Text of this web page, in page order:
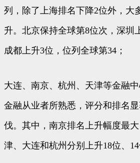
列，除了上海排名下降2位外，大
升。北京保持全球第8位次，深圳
成都上升3位，位列全球第34；
大连、南京、杭州、天津等金融
金融从业者所熟悉，评分和排名
伐。其中，南京排名上升幅度最
津、大连和杭州分别上升18位、14